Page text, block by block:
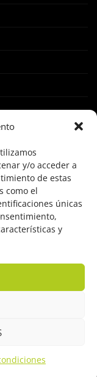
y/o acceder a
de estas
como el
únicas
y